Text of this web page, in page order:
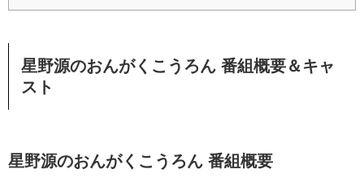
星野源のおんがくこうろん 番組概要＆キャ
スト
星野源のおんがくこうろん 番組概要